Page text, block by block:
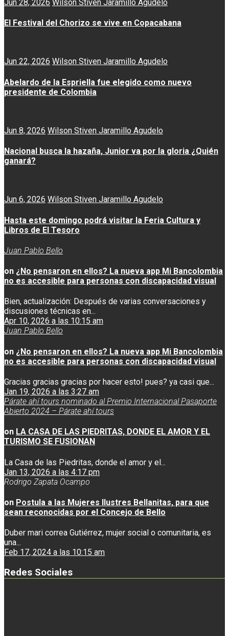
Jun 28, 2026 Wilson Stiven Jaramillo Agudelo
El Festival del Chorizo se vive en Copacabana
Jun 22, 2026 Wilson Stiven Jaramillo Agudelo
Abelardo de la Espriella fue elegido como nuevo
presidente de Colombia
Jun 8, 2026 Wilson Stiven Jaramillo Agudelo
Nacional busca la hazaña, Junior va por la gloria ¿Quién
ganará?
Jun 6, 2026 Wilson Stiven Jaramillo Agudelo
Hasta este domingo podrá visitar la Feria Cultura y
Libros de El Tesoro
Juan Pablo Bello
on ¿No pensaron en ellos? La nueva app Mi Bancolombia
no es accesible para personas con discapacidad visual
Bien, actualización: Después de varias conversaciones y
discusiones técnicas en...
Apr 10, 2026 a las 10:15 am
Juan Pablo Bello
on ¿No pensaron en ellos? La nueva app Mi Bancolombia
no es accesible para personas con discapacidad visual
Gracias gracias gracias por hacer esto! pues? ya casi que...
Jan 19, 2026 a las 3:27 am
Párate ahí tours nominado al Premio Internacional Pasaporte
Abierto 2024 – Párate ahí tours
on LA CASA DE LAS PIEDRITAS, DONDE EL AMOR Y EL
TURISMO SE FUSIONAN
La Casa de las Piedritas, donde el amor y el...
Jan 13, 2026 a las 4:17 pm
Rodrigo Zapata Ocampo
on Postula a las Mujeres Ilustres Bellanitas, para que
sean reconocidas por el Concejo de Bello
Duber mari correa Gutiérrez, mujer social o comunitaria, es
una...
Feb 17, 2024 a las 10:15 am
Redes Sociales